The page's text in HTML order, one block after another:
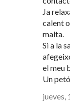
Ja
calent
malta.
Si a la
el meu
Un
jueves,